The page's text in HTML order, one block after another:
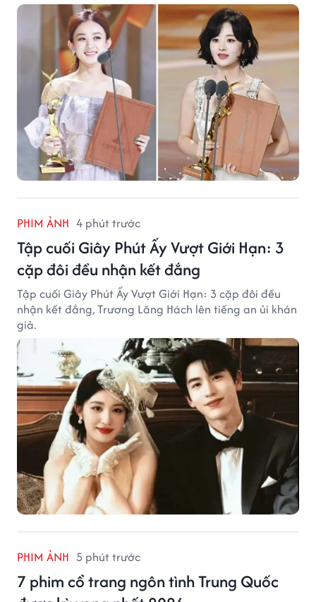
PHIM ẢNH 4 phút trước
Tập cuối Giây Phút Ấy Vượt Giới Hạn: 3
cặp đôi đều nhận kết đắng
Tập cuối Giây Phút Ấy Vượt Giới Hạn: 3 cặp đôi đều
nhận kết đắng, Trương Lăng Hách lên tiếng an ủi khán
giả.
PHIM ẢNH 5 phút trước
7 phim cổ trang ngôn tình Trung Quốc